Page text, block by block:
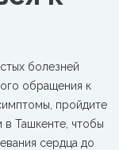
болезней
обращения к
пройдите
в Ташкенте, чтобы
сердца до